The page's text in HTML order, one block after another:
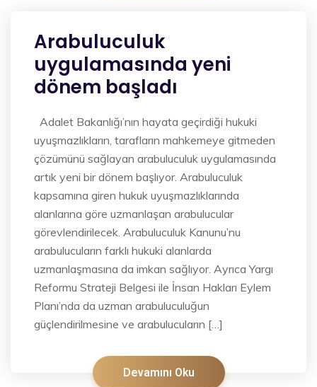
Arabuluculuk
uygulamasında yeni
dönem başladı
Adalet Bakanlığı’nın hayata geçirdiği hukuki
uyuşmazlıkların, tarafların mahkemeye gitmeden
çözümünü sağlayan arabuluculuk uygulamasında
artık yeni bir dönem başlıyor. Arabuluculuk
kapsamına giren hukuk uyuşmazlıklarında
alanlarına göre uzmanlaşan arabulucular
görevlendirilecek. Arabuluculuk Kanunu’nu
arabulucuların farklı hukuki alanlarda
uzmanlaşmasına da imkan sağlıyor. Ayrıca Yargı
Reformu Strateji Belgesi ile İnsan Hakları Eylem
Planı’nda da uzman arabuluculuğun
güçlendirilmesine ve arabulucuların […]
Devamını Oku